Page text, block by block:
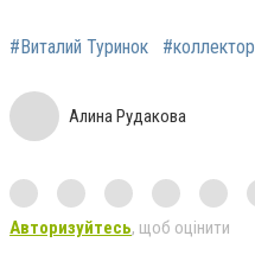
#Виталий Туринок #коллектор
Алина Рудакова
Авторизуйтесь, щоб оцінити